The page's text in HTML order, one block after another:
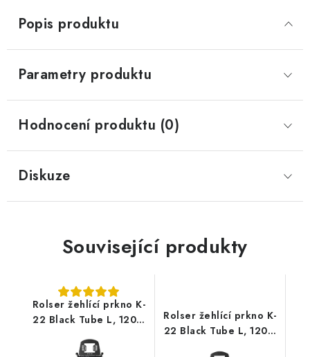
Popis produktu
Parametry produktu
Hodnocení produktu (0)
Diskuze
Související produkty
Rolser žehlící prkno K-
22 Black Tube L, 120 x
Rolser žehlící prkno K-
22 Black Tube L, 120 x